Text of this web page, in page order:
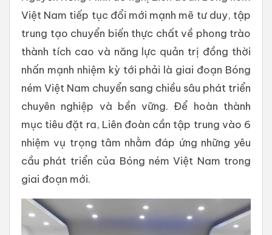
Việt Nam tiếp tục đổi mới mạnh mẽ tư duy, tập
trung tạo chuyển biến thực chất về phong trào
thành tích cao và năng lực quản trị đồng thời
nhấn mạnh nhiệm kỳ tới phải là giai đoạn Bóng
ném Việt Nam chuyển sang chiều sâu phát triển
chuyên nghiệp và bền vững. Để hoàn thành
mục tiêu đặt ra, Liên đoàn cần tập trung vào 6
nhiệm vụ trọng tâm nhằm đáp ứng những yêu
cầu phát triển của Bóng ném Việt Nam trong
giai đoạn mới.